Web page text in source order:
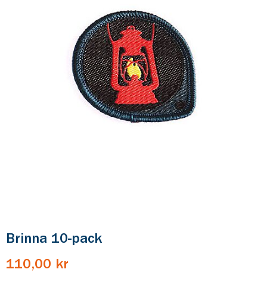
Brinna 10-pack
110,00 kr